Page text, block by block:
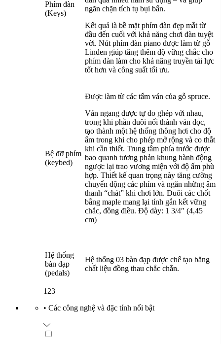
Phím đàn
(Keys)
ngăn chặn tích tụ bụi bẩn.
Kết quả là bề mặt phím đàn đẹp mắt từ
đầu đến cuối với khả năng chơi đàn tuyệt
vời. Nút phím đàn piano được làm từ gỗ
Linden giúp tăng thêm độ vững chắc cho
phím đàn làm cho khả năng truyền tải lực
tốt hơn và công suất tối ưu.
Bệ đỡ phím
(keybed)
Được làm từ các tấm ván của gỗ spruce.
Ván ngang được tự do ghép với nhau,
trong khi phần đuôi nối thành ván dọc,
tạo thành một hệ thống thông hơi cho độ
ẩm trong khi cho phép mở rộng và co thắt
khi cần thiết. Trung tâm phía trước được
bao quanh tương phản khung hành động
ngược lại trao vương miện với độ ấm phù
hợp. Thiết kế quan trọng này tăng cường
chuyển động các phím và ngăn những âm
thanh “chát” khi chơi lớn. Đuôi các chốt
bằng maple mang lại tính gắn kết vững
chắc, đồng điều. Độ dày: 1 3/4″ (4,45
cm)
Hệ thống
bàn đạp
(pedals)
Hệ thống 03 bàn đạp được chế tạo bằng
chất liệu đồng thau chắc chắn.
123
• Các công nghệ và đặc tính nổi bật